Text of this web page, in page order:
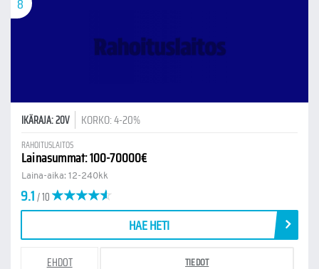
8
IKÄRAJA: 20V KORKO: 4-20%
RAHOITUSLAITOS
Lainasummat: 100-70000€
Laina-aika: 12-240kk
9.1/ 10
HAE HETI
EHDOT TIEDOT